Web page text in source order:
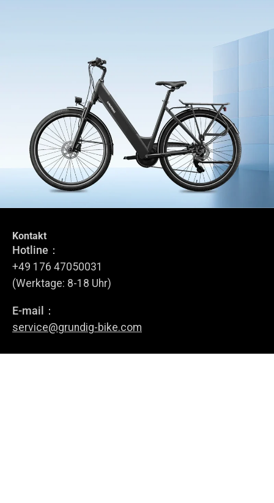
Tritt dem GRUNDIG Circle bei
Melde dich für unseren Newsletter an.
Kontakt
Hotline：
+49 176 47050031
(Werktage: 8-18 Uhr)
E-mail：
service@grundig-bike.com